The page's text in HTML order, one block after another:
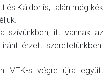
és Káldor is, talán még kék
szívünkben, itt vannak az
érzett szeretetünkben.
MTK-s végre újra együtt